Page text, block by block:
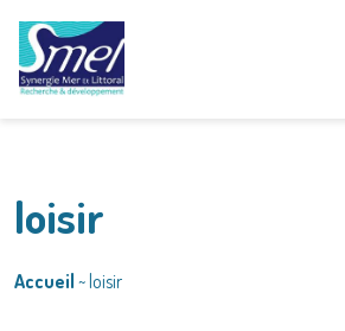
loisir
Accueil ~ loisir